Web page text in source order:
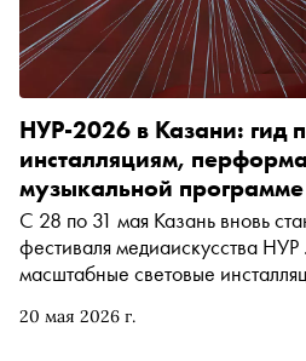
20 мая 2026 г.
НУР-2026 в Казани: гид
инсталляциям,
музыкальной программе
С 28 по 31 мая Казань вновь
фестиваля медиаискусства
масштабные световые
междисциплинарные